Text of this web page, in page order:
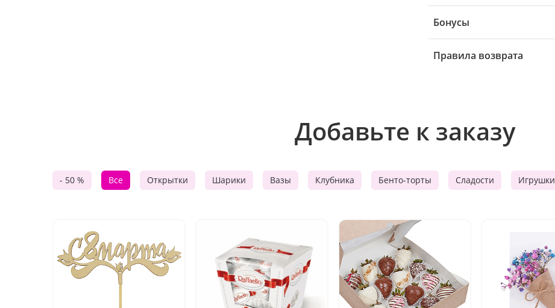
Бонусы
Правила возврата
Добавьте к заказу
- 50 % Все Открытки Шарики Вазы Клубника Бенто-торты Сладости Игрушки